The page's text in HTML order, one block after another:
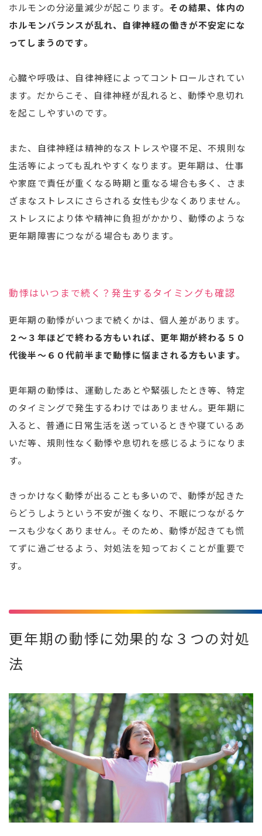
ホルモンの分泌量減少が起こります。 その結果、体内の
ホルモンバランスが乱れ、自律神経の働きが不安定にな
ってしまうのです。
心臓や呼吸は、自律神経によってコントロールされてい
ます。だからこそ、自律神経が乱れると、動悸や息切れ
を起こしやすいのです。
また、自律神経は精神的なストレスや寝不足、不規則な
生活等によっても乱れやすくなります。更年期は、仕事
や家庭で責任が重くなる時期と重なる場合も多く、さま
ざまなストレスにさらされる女性も少なくありません。
ストレスにより体や精神に負担がかかり、動悸のような
更年期障害につながる場合もあります。
動悸はいつまで続く？発生するタイミングも確認
更年期の動悸がいつまで続くかは、個人差があります。
２〜３年ほどで終わる方もいれば、更年期が終わる５０
代後半〜６０代前半まで動悸に悩まされる方もいます。
更年期の動悸は、運動したあとや緊張したとき等、特定
のタイミングで発生するわけではありません。更年期に
入ると、普通に日常生活を送っているときや寝ているあ
いだ等、規則性なく動悸や息切れを感じるようになりま
す。
きっかけなく動悸が出ることも多いので、動悸が起きた
らどうしようという不安が強くなり、不眠につながるケ
ースも少なくありません。そのため、動悸が起きても慌
てずに過ごせるよう、対処法を知っておくことが重要で
す。
更年期の動悸に効果的な３つの対処
法